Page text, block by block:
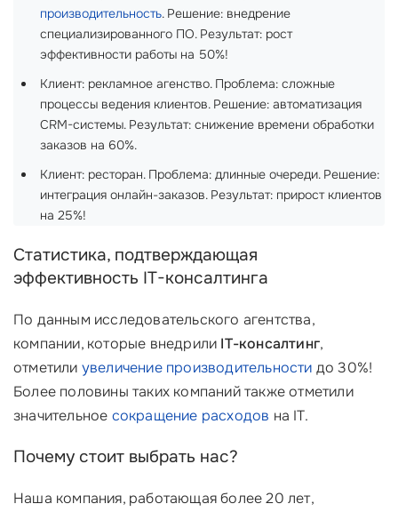
производительность. Решение: внедрение
специализированного ПО. Результат: рост
эффективности работы на 50%!
Клиент: рекламное агенство. Проблема: сложные
процессы ведения клиентов. Решение: автоматизация
CRM-системы. Результат: снижение времени обработки
заказов на 60%.
Клиент: ресторан. Проблема: длинные очереди. Решение:
интеграция онлайн-заказов. Результат: прирост клиентов
на 25%!
Статистика, подтверждающая
эффективность IT-консалтинга
По данным исследовательского агентства,
компании, которые внедрили IT-консалтинг,
отметили увеличение производительности до 30%!
Более половины таких компаний также отметили
значительное сокращение расходов на IT.
Почему стоит выбрать нас?
Наша компания, работающая более 20 лет,